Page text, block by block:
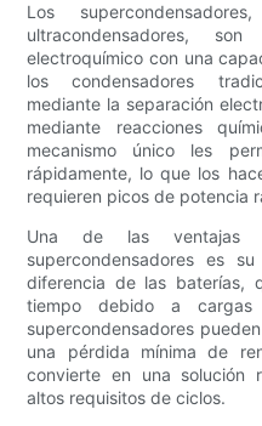
Los
ultracondensadores,
electroquímico con una
los condensadores
mediante la separación
mediante reacciones
mecanismo único les
rápidamente, lo que los
requieren picos de potencia
Una de las ventajas
supercondensadores es
diferencia de las baterías,
tiempo debido a
supercondensadores
una pérdida mínima de
convierte en una solución
altos requisitos de ciclos.